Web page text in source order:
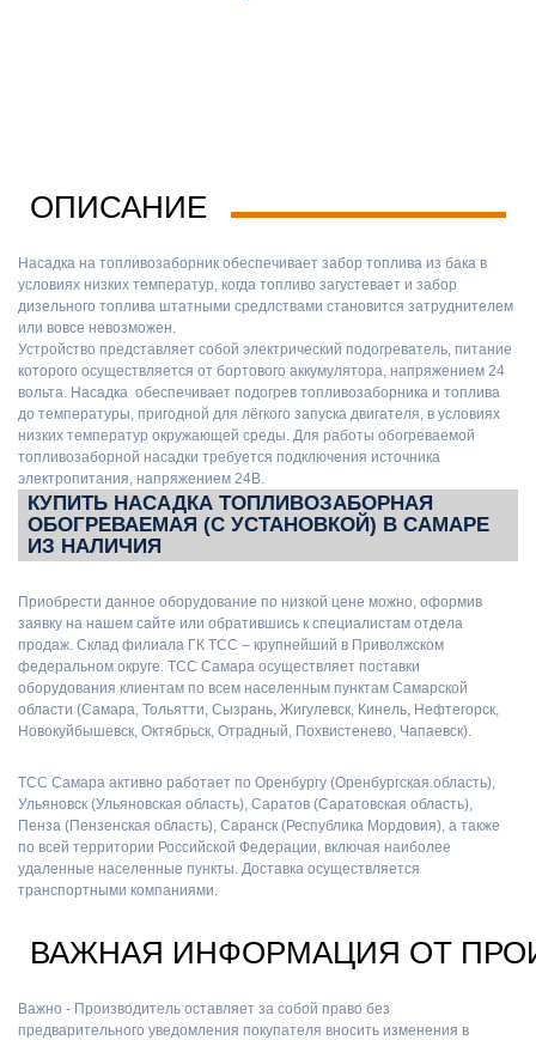
ОПИСАНИЕ
Насадка на топливозаборник обеспечивает забор топлива из бака в
условиях низких температур, когда топливо загустевает и забор
дизельного топлива штатными средлствами становится затруднителем
или вовсе невозможен.
Устройство представляет собой электрический подогреватель, питание
которого осуществляется от бортового аккумулятора, напряжением 24
вольта. Насадка обеспечивает подогрев топливозаборника и топлива
до температуры, пригодной для лёгкого запуска двигателя, в условиях
низких температур окружающей среды. Для работы обогреваемой
топливозаборной насадки требуется подключения источника
электропитания, напряжением 24В.
КУПИТЬ НАСАДКА ТОПЛИВОЗАБОРНАЯ
ОБОГРЕВАЕМАЯ (С УСТАНОВКОЙ) В САМАРЕ
ИЗ НАЛИЧИЯ
Приобрести данное оборудование по низкой цене можно, оформив
заявку на нашем сайте или обратившись к специалистам отдела
продаж. Склад филиала ГК ТСС – крупнейший в Приволжском
федеральном округе. ТСС Самара осуществляет поставки
оборудования клиентам по всем населенным пунктам Самарской
области (Самара, Тольятти, Сызрань, Жигулевск, Кинель, Нефтегорск,
Новокуйбышевск, Октябрьск, Отрадный, Похвистенево, Чапаевск).
ТСС Самара активно работает по Оренбургу (Оренбургская область),
Ульяновск (Ульяновская область), Саратов (Саратовская область),
Пенза (Пензенская область), Саранск (Республика Мордовия), а также
по всей территории Российской Федерации, включая наиболее
удаленные населенные пункты. Доставка осуществляется
транспортными компаниями.
ВАЖНАЯ ИНФОРМАЦИЯ ОТ
Важно - Производитель оставляет за собой право без
предварительного уведомления покупателя вносить изменения в